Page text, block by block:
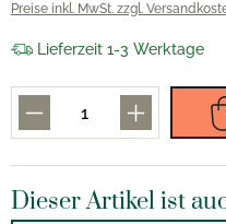
Preise inkl. MwSt. zzgl.
Lieferzeit 1-3 Werktage
Dieser Artikel ist